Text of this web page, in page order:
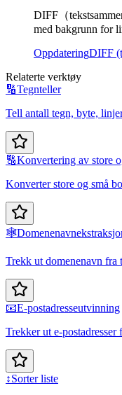
DIFF（
med bakgrunn for
OppdateringDIFF
Relaterte verktøy
🔢Tegnteller
Tell antall tegn, byte,
🔠Konvertering av store
Konverter store og små
🕸️
Trekk ut domenenavn
📧E-postadresseutvinning
Trekker ut e-
↕️Sorter liste